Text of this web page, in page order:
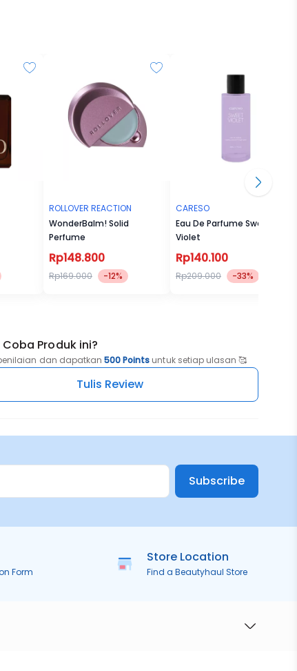
ROLLOVER REACTION
WonderBalm! Solid
Perfume
Rp148.800
Rp169.000 -12%
CARESO
Eau De Parfume Sweet
Violet
Rp140.100
Rp209.000 -33%
Coba Produk ini?
dan dapatkan 500 Points untuk setiap ulasan 🥰
Tulis Review
Subscribe
Form
Store Location
Find a Beautyhaul Store